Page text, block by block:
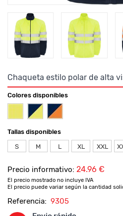
Chaqueta estilo polar de alta
Colores disponibles
Tallas disponibles
S
M L XL XXL
Precio informativo: 24.96 €
El precio mostrado no incluye IVA
El precio puede variar según la cantidad
Referencia: 9305